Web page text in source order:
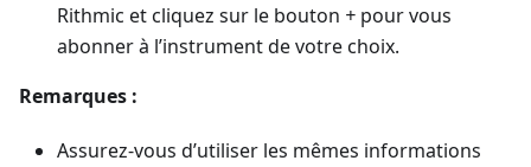
Rithmic et cliquez sur le bouton + pour vous
abonner à l’instrument de votre choix.
Remarques :
Assurez-vous d’utiliser les mêmes informations